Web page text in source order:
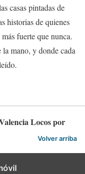
casas pintadas de
historias de quienes
fuerte que nunca.
mano, y donde cada
Locos por
Volver arriba